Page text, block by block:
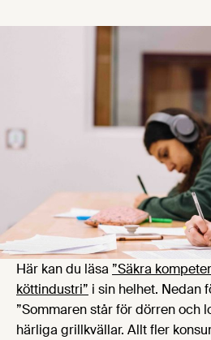
Här kan du läsa ”Säkra
köttindustri” i sin helhet. Nedan
”Sommaren står för dörren och
härliga grillkvällar. Allt fler